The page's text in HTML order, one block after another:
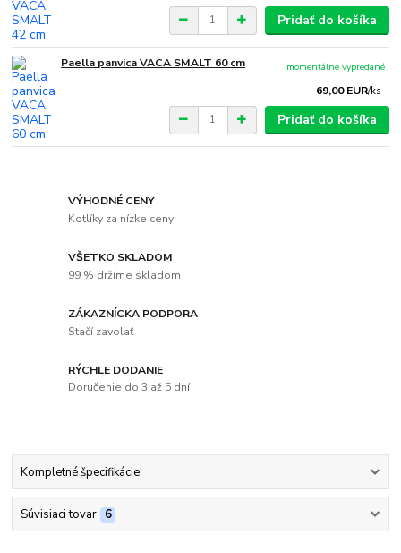
Pridať do košíka
Paella panvica VACA SMALT 60 cm
69,00 EUR/ks
momentálne vypredané
Pridať do košíka
VÝHODNÉ CENY
Kotlíky za nízke ceny
VŠETKO SKLADOM
99 % držíme skladom
ZÁKAZNÍCKA PODPORA
Stačí zavolať
RÝCHLE DODANIE
Doručenie do 3 až 5 dní
Kompletné špecifikácie
Súvisiaci tovar 6